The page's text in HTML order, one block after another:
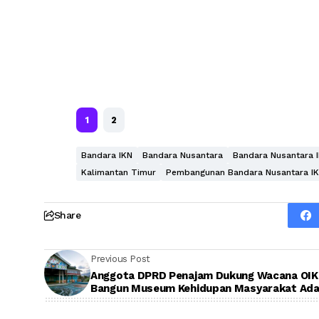
1 2
Bandara IKN Bandara Nusantara
Bandara Nusantara
Kalimantan Timur
Pembangunan Bandara Nusantara
Share
Previous Post
Anggota DPRD Penajam Dukung Wacana
Bangun Museum Kehidupan Masyarakat